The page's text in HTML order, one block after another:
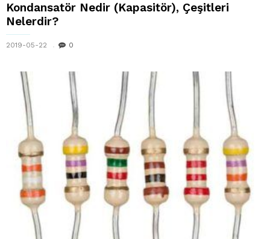
Kondansatör Nedir (Kapasitör), Çeşitleri
Nelerdir?
2019-05-22 0